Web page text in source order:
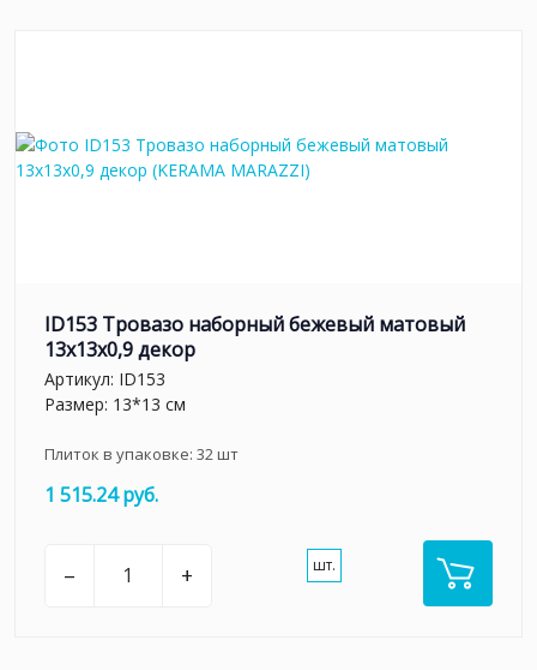
ID153 Тровазо наборный бежевый матовый
13x13x0,9 декор
Артикул: ID153
Размер: 13*13 см
Плиток в упаковке: 32шт
1 515.24 руб.
– + шт.